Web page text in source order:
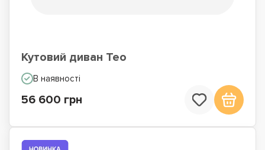
Кутовий диван Тео
В наявності
56 600 грн